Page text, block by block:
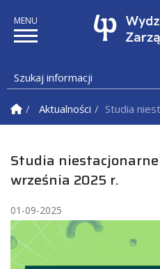
Szukaj informacji
Strona Główna
Aktualności Studia
Studia
września 2025 r.
01-09-2025